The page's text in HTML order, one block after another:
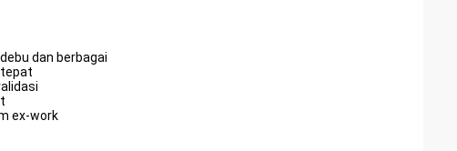
dan berbagai
tepat
ex-work